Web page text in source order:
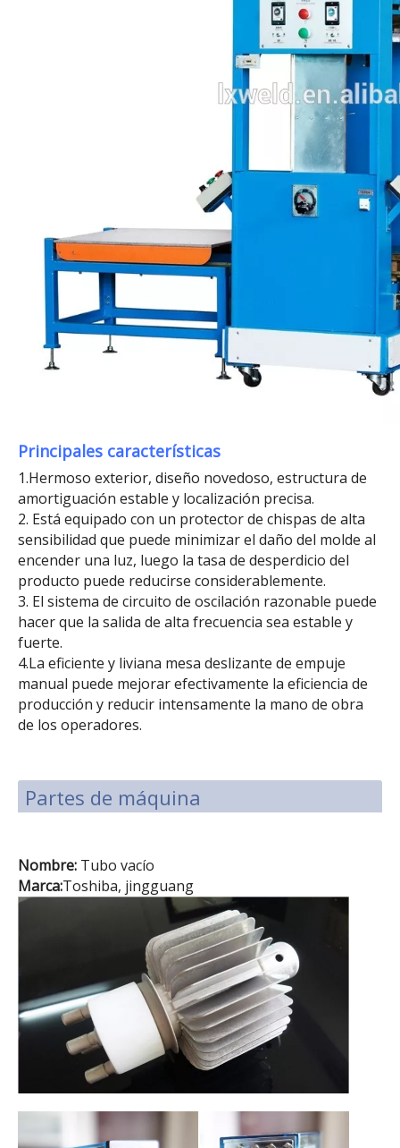
Principales características
1.Hermoso exterior, diseño novedoso, estructura de
amortiguación estable y localización precisa.
2. Está equipado con un protector de chispas de alta
sensibilidad que puede minimizar el daño del molde al
encender una luz, luego la tasa de desperdicio del
producto puede reducirse considerablemente.
3. El sistema de circuito de oscilación razonable puede
hacer que la salida de alta frecuencia sea estable y
fuerte.
4.La eficiente y liviana mesa deslizante de empuje
manual puede mejorar efectivamente la eficiencia de
producción y reducir intensamente la mano de obra
de los operadores.
Partes de máquina
Nombre: Tubo vacío
Marca:Toshiba, jingguang